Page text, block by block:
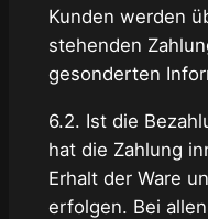
Kunden werden
stehenden
gesonderten
6.2. Ist die
hat die Zahlung
Erhalt der Ware
erfolgen. Bei